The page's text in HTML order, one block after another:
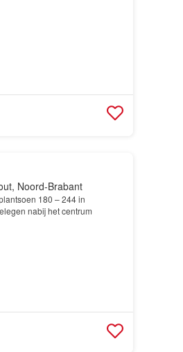
Noord-Brabant
180 – 244 in
nabij het centrum